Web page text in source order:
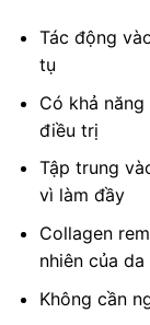
Tác động
tụ
Có khả
điều trị
Tập trung
vì làm đầy
Collagen
nhiên của da
Không cần